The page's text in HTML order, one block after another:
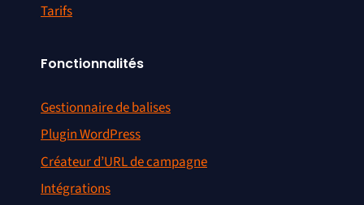
Tarifs
Fonctionnalités
Gestionnaire de balises
Plugin WordPress
Créateur d’URL de campagne
Intégrations